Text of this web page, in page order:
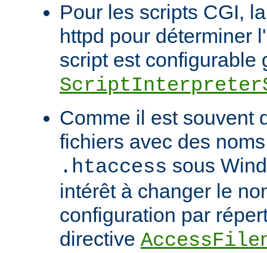
Pour les scripts CGI,
httpd pour déterminer
script est configurable
Comme il est souvent
fichiers avec des
.htaccess sous
intérêt à changer le
configuration par
directive